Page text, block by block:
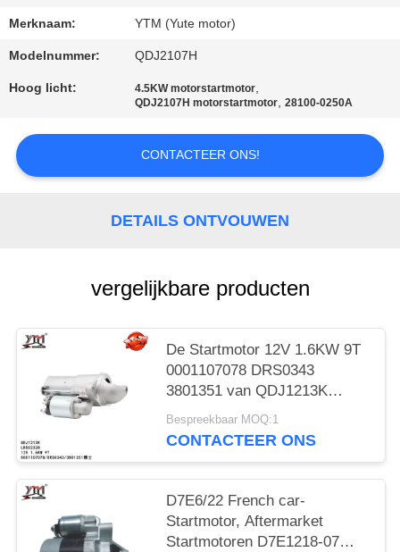
SITEMAP
PRIVACYBELEID
Merknaam: YTM (Yute motor)
Modelnummer: QDJ2107H
Hoog licht: 4.5KW motorstartmotor,
QDJ2107H motorstartmotor,28100-0250A
CONTACTEER ONS!
DETAILS ONTVOUWEN
vergelijkbare producten
De Startmotor 12V 1.6KW 9T
0001107078 DRS0343
3801351 van QDJ1213K
LRS02328 Toyota Yaris
Bespreekbaar MOQ:1
CONTACTEER ONS
D7E6/22 French car-
Startmotor, Aftermarket
Startmotoren D7E1218-07